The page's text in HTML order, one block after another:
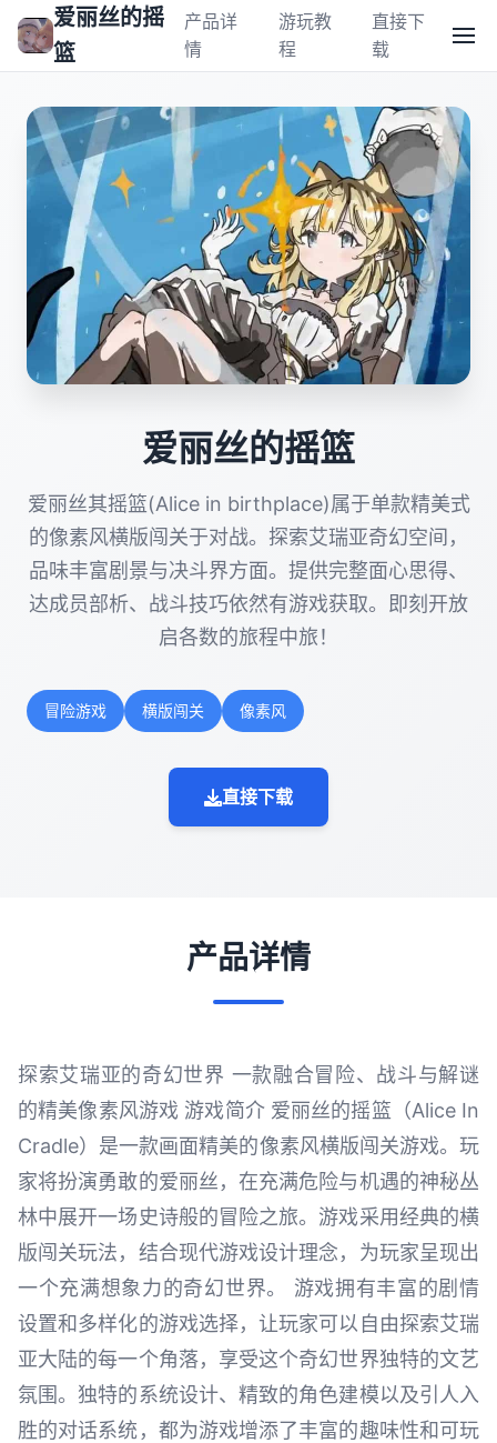
爱丽丝的摇
篮
产品详
情
游玩教
程
直接下
载
爱丽丝的摇篮
爱丽丝其摇篮(Alice in birthplace)属于单款精美式
的像素风横版闯关于对战。探索艾瑞亚奇幻空间，
品味丰富剧景与决斗界方面。提供完整面心思得、
达成员部析、战斗技巧依然有游戏获取。即刻开放
启各数的旅程中旅！
冒险游戏 横版闯关 像素风
直接下载
产品详情
探索艾瑞亚的奇幻世界 一款融合冒险、战斗与解谜
的精美像素风游戏 游戏简介 爱丽丝的摇篮（Alice In
Cradle）是一款画面精美的像素风横版闯关游戏。玩
家将扮演勇敢的爱丽丝，在充满危险与机遇的神秘丛
林中展开一场史诗般的冒险之旅。游戏采用经典的横
版闯关玩法，结合现代游戏设计理念，为玩家呈现出
一个充满想象力的奇幻世界。 游戏拥有丰富的剧情
设置和多样化的游戏选择，让玩家可以自由探索艾瑞
亚大陆的每一个角落，享受这个奇幻世界独特的文艺
氛围。独特的系统设计、精致的角色建模以及引人入
胜的对话系统，都为游戏增添了丰富的趣味性和可玩